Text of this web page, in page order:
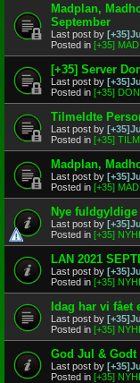
Madplan,
September
Last post by
Posted in [+35]
[+35] Server
Last post by
Posted in [+35]
Tilmeldte
Last post by
Posted in [+35]
Madplan,
Last post by
Posted in [+35]
Nye
Last post by
Posted in [+35]
LAN 2021
Last post by
Posted in [+35]
Idag har vi fået
Last post by
Posted in [+35]
God Jul & Godt
Last post by
Posted in [+35]